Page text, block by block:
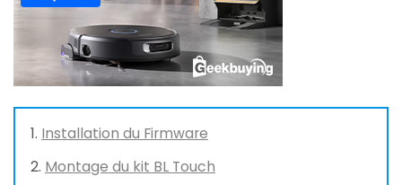
Installation du Firmware
Montage du kit BL Touch